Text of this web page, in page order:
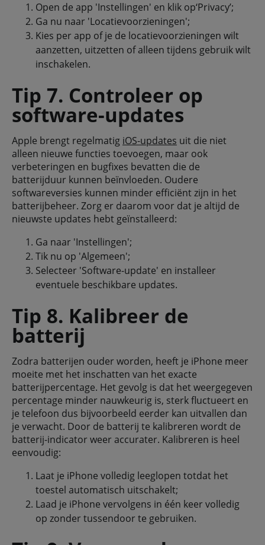
Open de app 'Instellingen' en klik op‘Privacy’;
Ga nu naar 'Locatievoorzieningen';
Kies per app of je de locatievoorzieningen wilt
aanzetten, uitzetten of alleen tijdens gebruik wilt
inschakelen.
Tip 7. Controleer op
software-updates
Apple brengt regelmatig iOS-updates uit die niet
alleen nieuwe functies toevoegen, maar ook
verbeteringen en bugfixes bevatten die de
batterijduur kunnen beïnvloeden. Oudere
softwareversies kunnen minder efficiënt zijn in het
batterijbeheer. Zorg er daarom voor dat je altijd de
nieuwste updates hebt geïnstalleerd:
Ga naar 'Instellingen';
Tik nu op 'Algemeen';
Selecteer 'Software-update' en installeer
eventuele beschikbare updates.
Tip 8. Kalibreer de
batterij
Zodra batterijen ouder worden, heeft je iPhone meer
moeite met het inschatten van het exacte
batterijpercentage. Het gevolg is dat het weergegeven
percentage minder nauwkeurig is, sterk fluctueert en
je telefoon dus bijvoorbeeld eerder kan uitvallen dan
je verwacht. Door de batterij te kalibreren wordt de
batterij-indicator weer accurater. Kalibreren is heel
eenvoudig:
Laat je iPhone volledig leeglopen totdat het
toestel automatisch uitschakelt;
Laad je iPhone vervolgens in één keer volledig
op zonder tussendoor te gebruiken.